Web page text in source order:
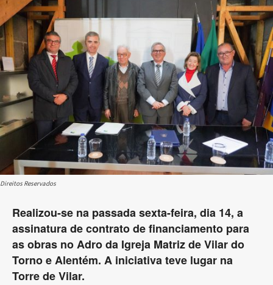
Direitos Reservados
Realizou-se na passada sexta-feira, dia 14, a
assinatura de contrato de financiamento para
as obras no Adro da Igreja Matriz de Vilar do
Torno e Alentém. A iniciativa teve lugar na
Torre de Vilar.